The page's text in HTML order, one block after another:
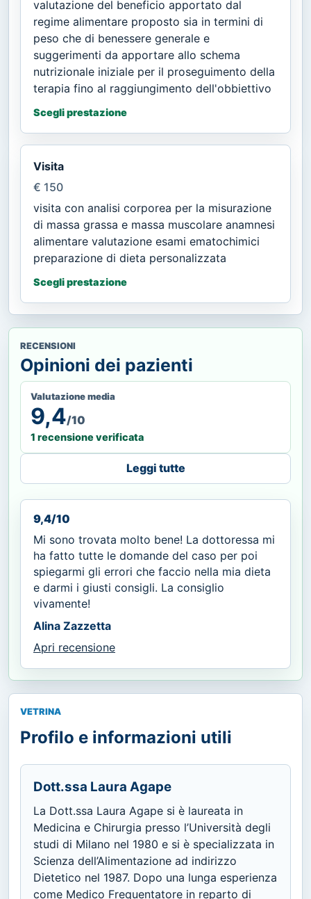
valutazione del beneficio apportato dal
regime alimentare proposto sia in termini di
peso che di benessere generale e
suggerimenti da apportare allo schema
nutrizionale iniziale per il proseguimento della
terapia fino al raggiungimento dell'obbiettivo
Scegli prestazione
Visita
€ 150
visita con analisi corporea per la misurazione
di massa grassa e massa muscolare anamnesi
alimentare valutazione esami ematochimici
preparazione di dieta personalizzata
Scegli prestazione
RECENSIONI
Opinioni dei pazienti
Valutazione media
9,4/10
1 recensione verificata
Leggi tutte
9,4/10
Mi sono trovata molto bene! La dottoressa mi
ha fatto tutte le domande del caso per poi
spiegarmi gli errori che faccio nella mia dieta
e darmi i giusti consigli. La consiglio
vivamente!
Alina Zazzetta
Apri recensione
VETRINA
Profilo e informazioni utili
Dott.ssa Laura Agape
La Dott.ssa Laura Agape si è laureata in
Medicina e Chirurgia presso l’Università degli
studi di Milano nel 1980 e si è specializzata in
Scienza dell’Alimentazione ad indirizzo
Dietetico nel 1987. Dopo una lunga esperienza
come Medico Frequentatore in reparto di